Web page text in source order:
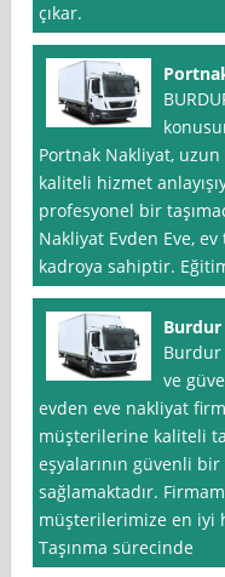
çıkar.
Portnak Nakliyat,
kaliteli hizmet
profesyonel bir
Nakliyat Evden Eve, ev
kadroya sahiptir.
Burdur
ve
evden eve nakliyat
müşterilerine kaliteli
eşyalarının güvenli bir
sağlamaktadır.
müşterilerimize en iyi
Taşınma sürecinde